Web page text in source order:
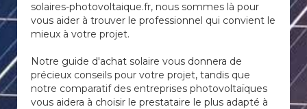
solaires-photovoltaique.fr, nous sommes là pour
vous aider à trouver le professionnel qui convient le
mieux à votre projet.
Notre guide d'achat solaire vous donnera de
précieux conseils pour votre projet, tandis que
notre comparatif des entreprises photovoltaïques
vous aidera à choisir le prestataire le plus adapté à